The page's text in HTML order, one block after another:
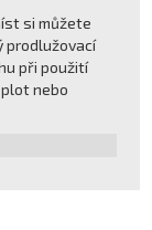
si můžete
prodlužovací
při použití
nebo